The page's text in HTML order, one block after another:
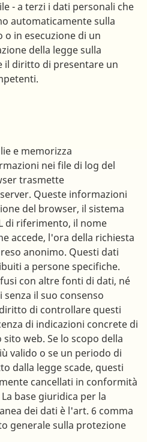
- a terzi i dati personali che
automaticamente sulla
o in esecuzione di un
della legge sulla
il diritto di presentare un
e memorizza
nei file di log del
trasmette
Queste informazioni
del browser, il sistema
di riferimento, il nome
accede, l'ora della richiesta
anonimo. Questi dati
a persone specifiche.
con altre fonti di dati, né
il suo consenso
di controllare questi
di indicazioni concrete di
web. Se lo scopo della
valido o se un periodo di
dalla legge scade, questi
cancellati in conformità
base giuridica per la
dei dati è l'art. 6 comma
generale sulla protezione